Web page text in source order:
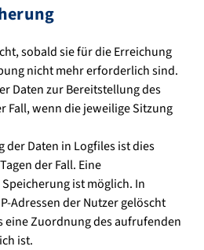
sobald sie für die Erreichung
nicht mehr erforderlich sind.
Daten zur Bereitstellung des
Fall, wenn die jeweilige Sitzung
der Daten in Logfiles ist dies
der Fall. Eine
ist möglich. In
Adressen der Nutzer gelöscht
eine Zuordnung des aufrufenden
ist.